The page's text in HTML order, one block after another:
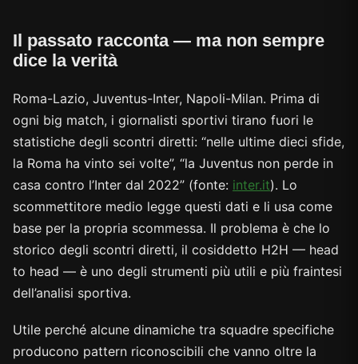
Il passato racconta — ma non sempre
dice la verità
Roma-Lazio, Juventus-Inter, Napoli-Milan. Prima di
ogni big match, i giornalisti sportivi tirano fuori le
statistiche degli scontri diretti: “nelle ultime dieci sfide,
la Roma ha vinto sei volte”, “la Juventus non perde in
casa contro l’Inter dal 2022” (fonte: inter.it). Lo
scommettitore medio legge questi dati e li usa come
base per la propria scommessa. Il problema è che lo
storico degli scontri diretti, il cosiddetto H2H — head
to head — è uno degli strumenti più utili e più fraintesi
dell’analisi sportiva.
Utile perché alcune dinamiche tra squadre specifiche
producono pattern riconoscibili che vanno oltre la